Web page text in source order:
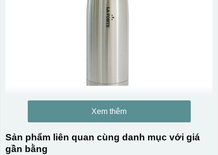
Xem thêm
Sản phẩm liên quan cùng danh mục với giá
gần bằng